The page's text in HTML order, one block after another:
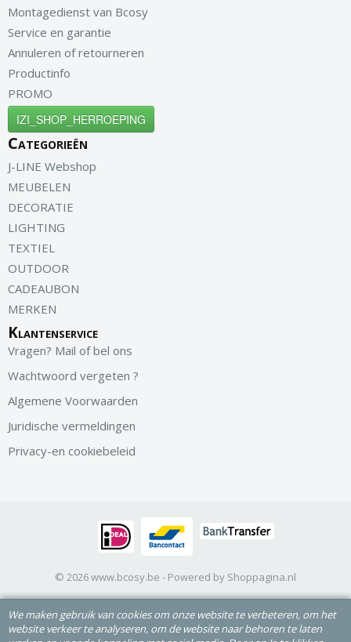
Montagedienst van Bcosy
Service en garantie
Annuleren of retourneren
Productinfo
PROMO
IZI_SHOP_HERROEPING
Categorieën
J-LINE Webshop
MEUBELEN
DECORATIE
LIGHTING
TEXTIEL
OUTDOOR
CADEAUBON
MERKEN
Klantenservice
Vragen? Mail of bel ons
Wachtwoord vergeten ?
Algemene Voorwaarden
Juridische vermeldingen
Privacy-en cookiebeleid
© 2026 www.bcosy.be - Powered by Shoppagina.nl
We maken gebruik van cookies om onze website te verbeteren, om het
website verkeer te analyseren, om de website naar behoren te laten